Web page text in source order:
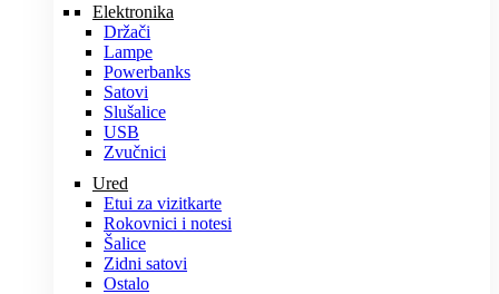
Elektronika
Držači
Lampe
Powerbanks
Satovi
Slušalice
USB
Zvučnici
Ured
Etui za vizitkarte
Rokovnici i notesi
Šalice
Zidni satovi
Ostalo